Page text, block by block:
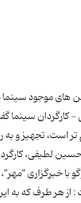
های موجود سینما
سینما
است، تجهیز و به
لطیفی،
با خبرگزاری
: از هر طرف که به